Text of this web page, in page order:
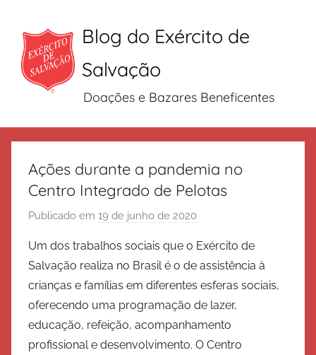
conteúdo
Blog do Exército de
Salvação
Doações e Bazares Beneficentes
Ações durante a pandemia no
Centro Integrado de Pelotas
Publicado em 19 de junho de 2020
r
E
x
é
r
c
Um dos trabalhos sociais que o Exército de
Salvação realiza no Brasil é o de assistência à
crianças e famílias em diferentes esferas sociais,
oferecendo uma programação de lazer,
educação, refeição, acompanhamento
profissional e desenvolvimento. O Centro